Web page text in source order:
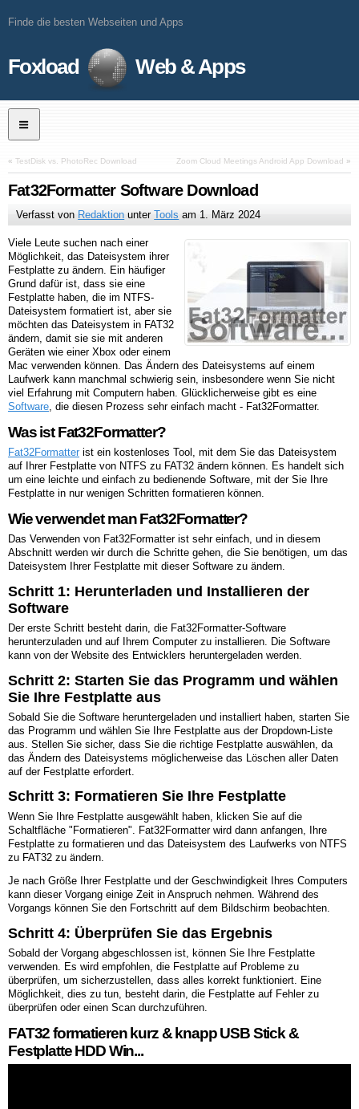
Finde die besten Webseiten und Apps
Foxload Web & Apps
« TestDisk vs. PhotoRec Download Zoom Cloud Meetings Android App Download »
Fat32Formatter Software Download
Verfasst von Redaktion unterTools am 1. März 2024
Viele Leute suchen nach einer
Möglichkeit, das Dateisystem ihrer
Festplatte zu ändern. Ein häufiger
Grund dafür ist, dass sie eine
Festplatte haben, die im NTFS-
Dateisystem formatiert ist, aber sie
möchten das Dateisystem in FAT32
ändern, damit sie sie mit anderen
Geräten wie einer Xbox oder einem
Mac verwenden können. Das Ändern des Dateisystems auf einem
Laufwerk kann manchmal schwierig sein, insbesondere wenn Sie nicht
viel Erfahrung mit Computern haben. Glücklicherweise gibt es eine
Software, die diesen Prozess sehr einfach macht - Fat32Formatter.
Was ist Fat32Formatter?
Fat32Formatter ist ein kostenloses Tool, mit dem Sie das Dateisystem
auf Ihrer Festplatte von NTFS zu FAT32 ändern können. Es handelt sich
um eine leichte und einfach zu bedienende Software, mit der Sie Ihre
Festplatte in nur wenigen Schritten formatieren können.
Wie verwendet man Fat32Formatter?
Das Verwenden von Fat32Formatter ist sehr einfach, und in diesem
Abschnitt werden wir durch die Schritte gehen, die Sie benötigen, um das
Dateisystem Ihrer Festplatte mit dieser Software zu ändern.
Schritt 1: Herunterladen und Installieren der
Software
Der erste Schritt besteht darin, die Fat32Formatter-Software
herunterzuladen und auf Ihrem Computer zu installieren. Die Software
kann von der Website des Entwicklers heruntergeladen werden.
Schritt 2: Starten Sie das Programm und wählen
Sie Ihre Festplatte aus
Sobald Sie die Software heruntergeladen und installiert haben, starten Sie
das Programm und wählen Sie Ihre Festplatte aus der Dropdown-Liste
aus. Stellen Sie sicher, dass Sie die richtige Festplatte auswählen, da
das Ändern des Dateisystems möglicherweise das Löschen aller Daten
auf der Festplatte erfordert.
Schritt 3: Formatieren Sie Ihre Festplatte
Wenn Sie Ihre Festplatte ausgewählt haben, klicken Sie auf die
Schaltfläche "Formatieren". Fat32Formatter wird dann anfangen, Ihre
Festplatte zu formatieren und das Dateisystem des Laufwerks von NTFS
zu FAT32 zu ändern.
Je nach Größe Ihrer Festplatte und der Geschwindigkeit Ihres Computers
kann dieser Vorgang einige Zeit in Anspruch nehmen. Während des
Vorgangs können Sie den Fortschritt auf dem Bildschirm beobachten.
Schritt 4: Überprüfen Sie das Ergebnis
Sobald der Vorgang abgeschlossen ist, können Sie Ihre Festplatte
verwenden. Es wird empfohlen, die Festplatte auf Probleme zu
überprüfen, um sicherzustellen, dass alles korrekt funktioniert. Eine
Möglichkeit, dies zu tun, besteht darin, die Festplatte auf Fehler zu
überprüfen oder einen Scan durchzuführen.
FAT32 formatieren kurz & knapp USB Stick &
Festplatte HDD Win...